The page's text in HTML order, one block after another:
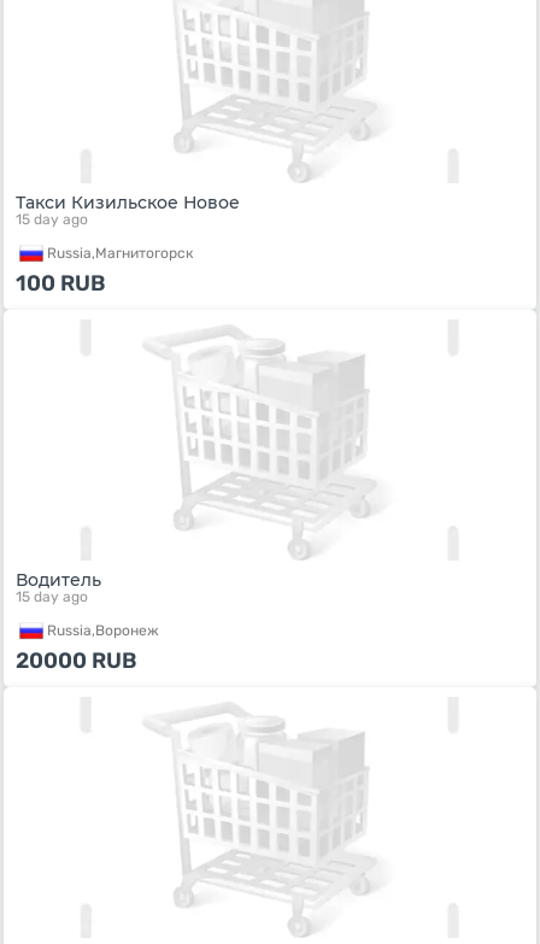
Такси Кизильское Новое
15 day ago
Russia,Магнитогорск
100 RUB
Водитель
15 day ago
Russia,Воронеж
20000 RUB